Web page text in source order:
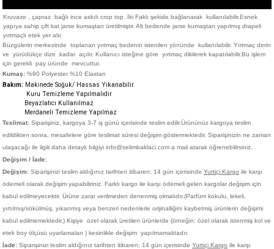
Kruvaze , çapraz bağlı ince askılı crop top .İki Faklı şekide bağlanarak kullanılabilir.Esnek
yapıya sahip çift kat jarse kumaştan üretilmiştir. Alt bedende jarse kumaştan yapılmış drapeli
yırtmaçlı etek yer alır.
Büzgülerin merkezinde toplanan yırtmaç bedenin istenilen yönünde kullanılabilir. Yırtmaç derin
ve yürüdükçe dize kadar açılır. Kullanıcı isteğine göre yırtmaç dikilerek kapatılabilir.Bu işlem
için gerekli pay üründe mevcuttur.
Kumaş: %90 Polyester %10 Elastan
Bakım: Makinede Soğuk/ Hassas Yıkanabilir
Kuru Temizleme Yapılmalıdır
Beyazlatıcı Kullanılmaz
Merdaneli Temizleme Yapılmaz
Teslimat; Siparişiniz, kargoya 3-7 iş günü içerisinde teslim edilir.Ürününüz kargoya teslim
edildikten sonra, mesafelere göre teslimat süresi değişim göstermektedir. Siparişinizin ne zaman
ulaşacağı ile ilgili daha detaylı bilgiyi info@selimbaklaci.com a mail atarak öğrenebilirsiniz.
Değişim / İade;
Değişim: Siparişinizi teslim aldığınız tarihten itibaren; 14 gün içerisinde Yurtiçi Kargo ile karşı
ödemeli olarak değişim yapabiliriniz. Farklı kargo ile karşı ödemeli gelen kargolar değişim için
kabul edilmeyecektir. Ürüne zarar verilmeden denenmiş olmalıdır.(Parfüm kokulu, lekeli,
yırtılmış/sökülmüş, yıkanmış veya benzeri nedenlerle orijinalliğini kaybetmiş ürünlerin değişimi
kabul edilmemektedir.) Kişiye
özel olarak üretilen ürünlerde (örneğin: özel olarak istenmiş kol ve
etek boy ölçüsü uyarlamaları ) kesinlikle değişim yapılmamaktadır.
İade: Siparişinizi teslim aldığınız tarihten itibaren; 14 gün içerisinde Yurtiçi Kargo ile karşı